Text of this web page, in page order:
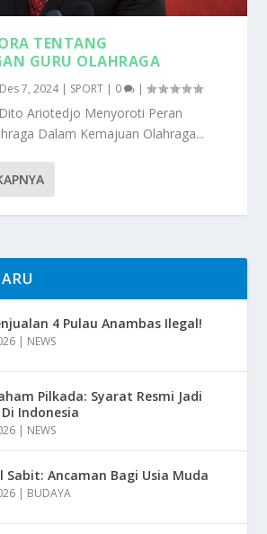
TENTANG
GURU OLAHRAGA
Des 7, 2024| SPORT | 0 |
Ariotedjo Menyoroti Peran
Dalam Kemajuan Olahraga...
4 Pulau Anambas Ilegal!
| NEWS
Pilkada: Syarat Resmi Jadi
Indonesia
| NEWS
Sabit: Ancaman Bagi Usia Muda
| BUDAYA